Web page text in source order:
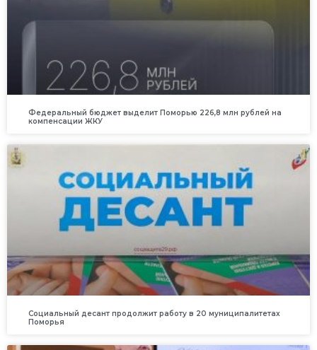
Федеральный бюджет выделит Поморью 226,8 млн рублей на
компенсации ЖКУ
Социальный десант продолжит работу в 20 муниципалитетах
Поморья